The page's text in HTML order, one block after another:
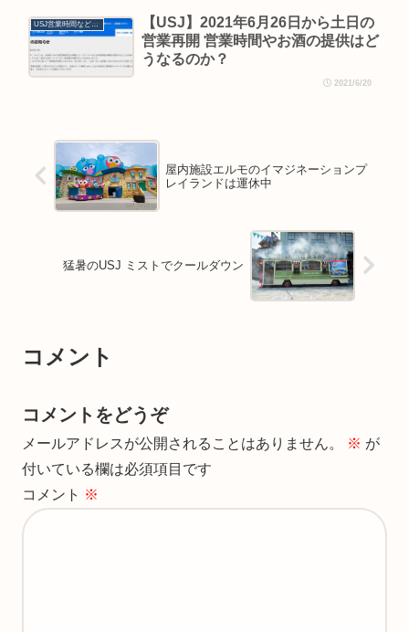
USJ営業時間などの情報
【USJ】2021年6月26日から土日の
営業再開 営業時間やお酒の提供はど
うなるのか？
2021/6/20
屋内施設エルモのイマジネーションプ
レイランドは運休中
猛暑のUSJ ミストでクールダウン
コメント
コメントをどうぞ
メールアドレスが公開されることはありません。 ※ が
付いている欄は必須項目です
コメント ※